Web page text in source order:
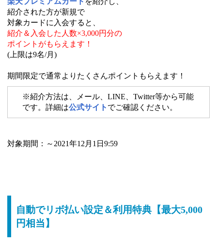
紹介された方が新規で
対象カードに入会すると、
紹介＆入会した人数×3,000円分の
ポイントがもらえます！
(上限は9名/月)
期間限定で通常よりたくさんポイントもらえます！
※紹介方法は、メール、LINE、Twitter等から可能
です。詳細は公式サイト でご確認ください。
対象期間：～2021年12月1日9:59
自動でリボ払い設定＆利用特典【最大5,000
円相当】